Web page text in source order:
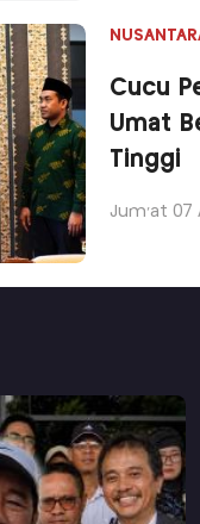
Cucu
Umat
Tinggi
Jum'at 07